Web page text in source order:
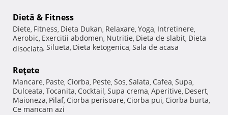
Dietă & Fitness
Diete, Fitness, Dieta Dukan, Relaxare, Yoga, Intretinere,
Aerobic, Exercitii abdomen, Nutritie, Dieta de slabit, Dieta
disociata, Silueta, Dieta ketogenica, Sala de acasa
Reţete
Mancare, Paste, Ciorba, Peste, Sos, Salata, Cafea, Supa,
Dulceata, Tocanita, Cocktail, Supa crema, Aperitive, Desert,
Maioneza, Pilaf, Ciorba perisoare, Ciorba pui, Ciorba burta,
Ce mancam azi